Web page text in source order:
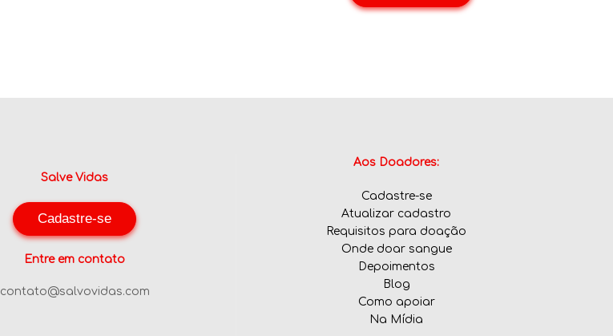
Salve Vidas
Cadastre-se
Entre em contato
contato@salvovidas.com
Aos Doadores:
Cadastre-se
Atualizar cadastro
Requisitos para doação
Onde doar sangue
Depoimentos
Blog
Como apoiar
Na Mídia